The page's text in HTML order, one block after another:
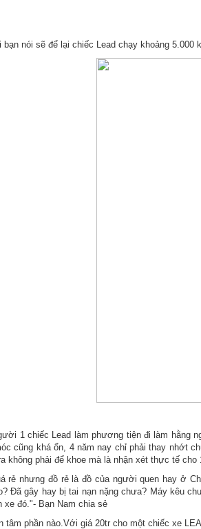
nói sẽ để lại chiếc Lead chạy khoảng
1 chiếc Lead làm phương tiện đi làm
cũng khá ổn, 4 năm nay chỉ phải thay nhớt
không phải để khoe mà là nhận xét thực tế
rẻ nhưng đồ rẻ là đồ của người quen hay ở
Đã gây hay bị tai nạn nặng chưa? Máy kêu
xe đó."- Bạn Nam chia sẻ
phần nào.Với giá 20tr cho một chiếc xe